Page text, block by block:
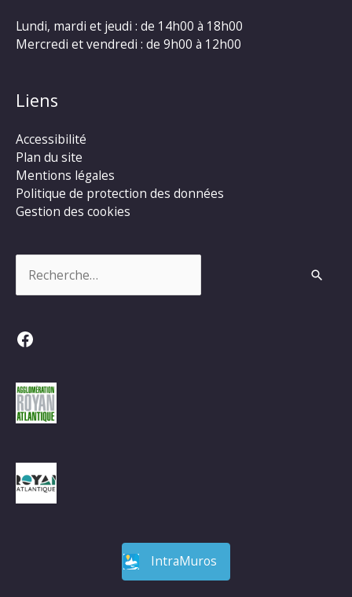
Lundi, mardi et jeudi : de 14h00 à 18h00
Mercredi et vendredi : de 9h00 à 12h00
Liens
Accessibilité
Plan du site
Mentions légales
Politique de protection des données
Gestion des cookies
Facebook
IntraMuros